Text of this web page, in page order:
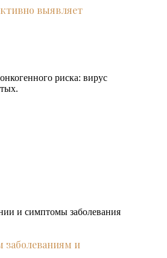
выявляет
риска: вирус
и симптомы заболевания
заболеваниям и